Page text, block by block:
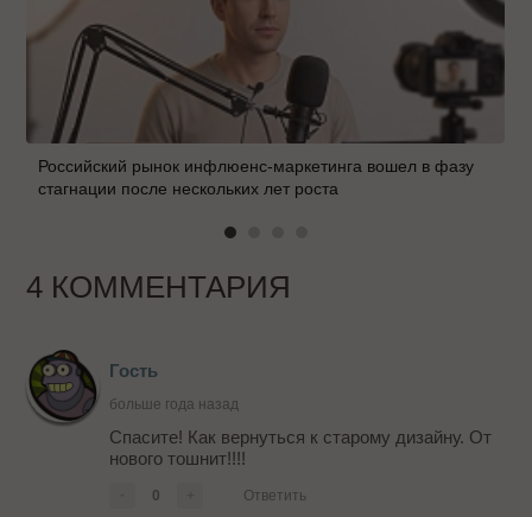
Российский рынок инфлюенс-маркетинга вошел в фазу
стагнации после нескольких лет роста
4 КОММЕНТАРИЯ
Гость
больше года назад
Спасите! Как вернуться к старому дизайну. От
нового тошнит!!!!
0 Ответить